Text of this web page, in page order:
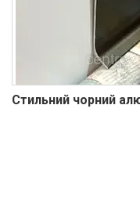
Стильний чорний